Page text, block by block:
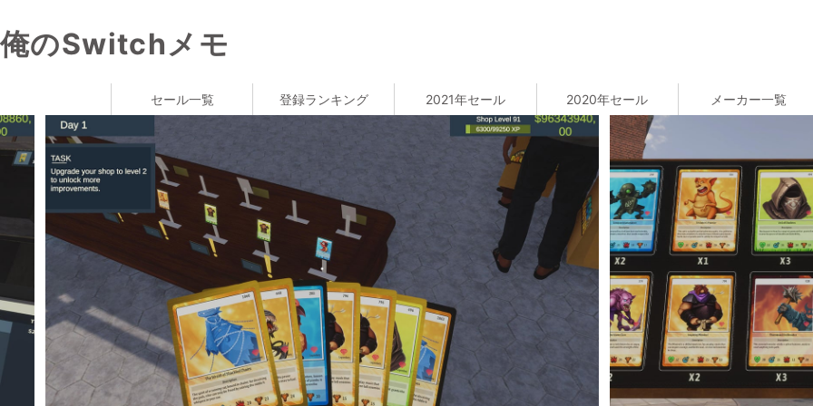
俺のSwitchメモ
セール一覧 登録ランキング 2021年セール 2020年セール メーカー一覧